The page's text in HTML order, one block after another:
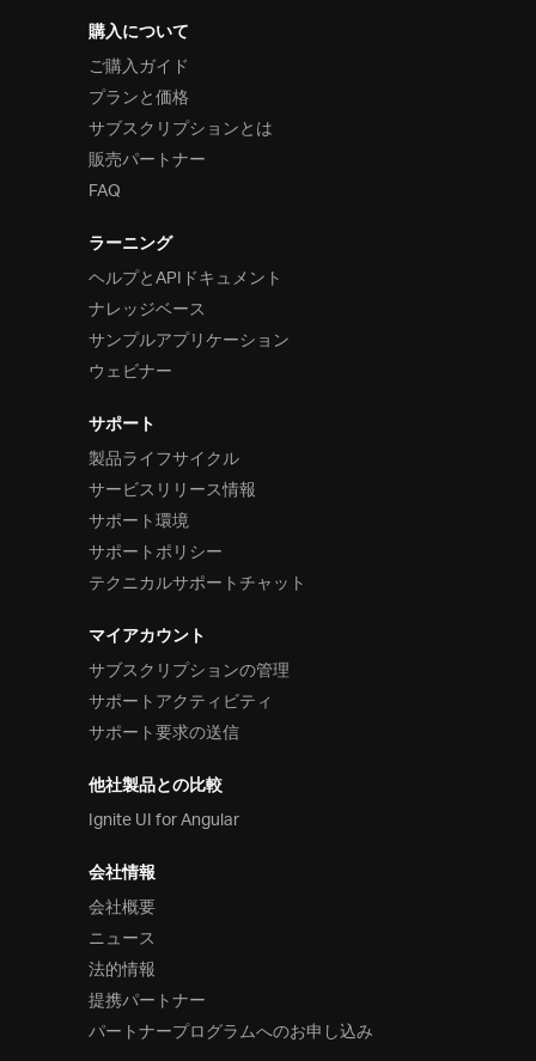
購入について
ご購入ガイド
プランと価格
サブスクリプションとは
販売パートナー
FAQ
ラーニング
ヘルプとAPIドキュメント
ナレッジベース
サンプルアプリケーション
ウェビナー
サポート
製品ライフサイクル
サービスリリース情報
サポート環境
サポートポリシー
テクニカルサポートチャット
マイアカウント
サブスクリプションの管理
サポートアクティビティ
サポート要求の送信
他社製品との比較
Ignite UI for Angular
会社情報
会社概要
ニュース
法的情報
提携パートナー
パートナープログラムへのお申し込み